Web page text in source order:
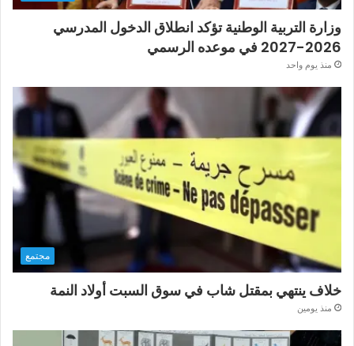
وزارة التربية الوطنية تؤكد انطلاق الدخول المدرسي
2026-2027 في موعده الرسمي
منذ يوم واحد
مجتمع
خلاف ينتهي بمقتل شاب في سوق السبت أولاد النمة
منذ يومين